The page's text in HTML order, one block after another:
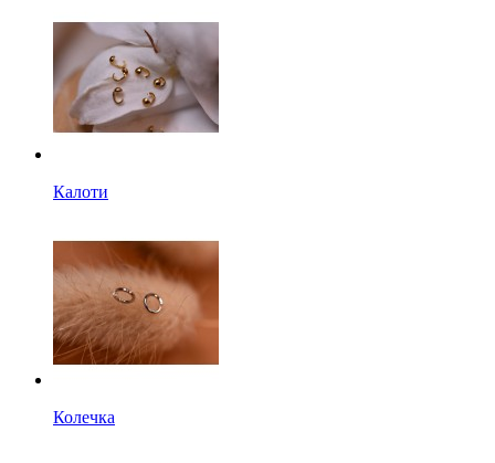
Калоти
Колечка